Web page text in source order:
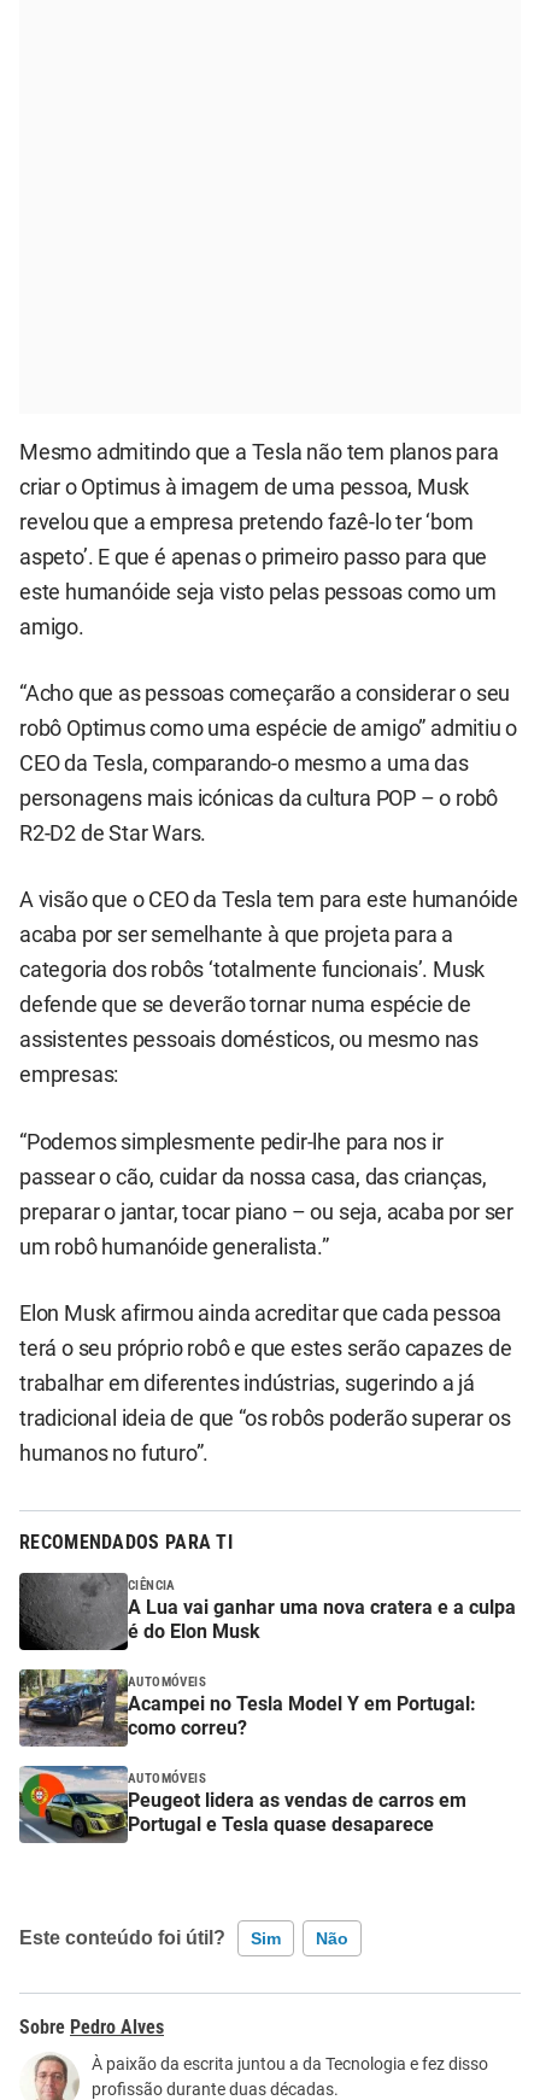
Mesmo admitindo que a Tesla não tem planos para
criar o Optimus à imagem de uma pessoa, Musk
revelou que a empresa pretendo fazê-lo ter ‘bom
aspeto’. E que é apenas o primeiro passo para que
este humanóide seja visto pelas pessoas como um
amigo.
“Acho que as pessoas começarão a considerar o seu
robô Optimus como uma espécie de amigo” admitiu o
CEO da Tesla, comparando-o mesmo a uma das
personagens mais icónicas da cultura POP – o robô
R2-D2 de Star Wars.
A visão que o CEO da Tesla tem para este humanóide
acaba por ser semelhante à que projeta para a
categoria dos robôs ‘totalmente funcionais’. Musk
defende que se deverão tornar numa espécie de
assistentes pessoais domésticos, ou mesmo nas
empresas:
“Podemos simplesmente pedir-lhe para nos ir
passear o cão, cuidar da nossa casa, das crianças,
preparar o jantar, tocar piano – ou seja, acaba por ser
um robô humanóide generalista.”
Elon Musk afirmou ainda acreditar que cada pessoa
terá o seu próprio robô e que estes serão capazes de
trabalhar em diferentes indústrias, sugerindo a já
tradicional ideia de que “os robôs poderão superar os
humanos no futuro”.
RECOMENDADOS PARA TI
CIÊNCIA
A Lua vai ganhar uma nova cratera e a culpa
é do Elon Musk
AUTOMÓVEIS
Acampei no Tesla Model Y em Portugal:
como correu?
AUTOMÓVEIS
Peugeot lidera as vendas de carros em
Portugal e Tesla quase desaparece
Este conteúdo foi útil? Sim Não
Este conteúdo não tem a informação que procuro
Pedro Alves
À paixão da escrita juntou a da Tecnologia e fez disso
profissão durante duas décadas.